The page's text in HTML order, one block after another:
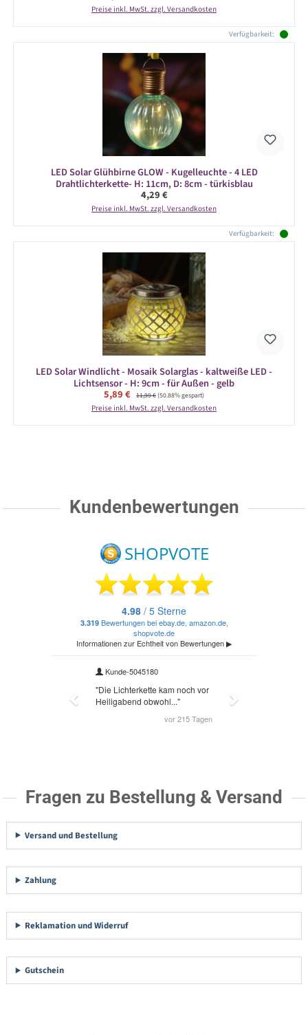
Preise inkl. MwSt. zzgl. Versandkosten
Verfügbarkeit:
LED Solar Glühbirne GLOW - Kugelleuchte - 4 LED
Drahtlichterkette- H: 11cm, D: 8cm - türkisblau
Regulärer Preis:
4,29 €
Preise inkl. MwSt. zzgl. Versandkosten
Verfügbarkeit:
LED Solar Windlicht - Mosaik Solarglas - kaltweiße LED -
Lichtsensor - H: 9cm - für Außen - gelb
Verkaufspreis:
5,89 € Regulärer Preis:
11,99 €(50.88% gespart)
Preise inkl. MwSt. zzgl. Versandkosten
Kundenbewertungen
Fragen zu Bestellung & Versand
Versand und Bestellung
Zahlung
Reklamation und Widerruf
Gutschein